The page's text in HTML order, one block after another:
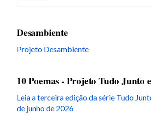
Desambiente
Projeto Desambiente
10 Poemas - Projeto Tudo Junto
Leia a terceira edição da série Tudo
de junho de 2026